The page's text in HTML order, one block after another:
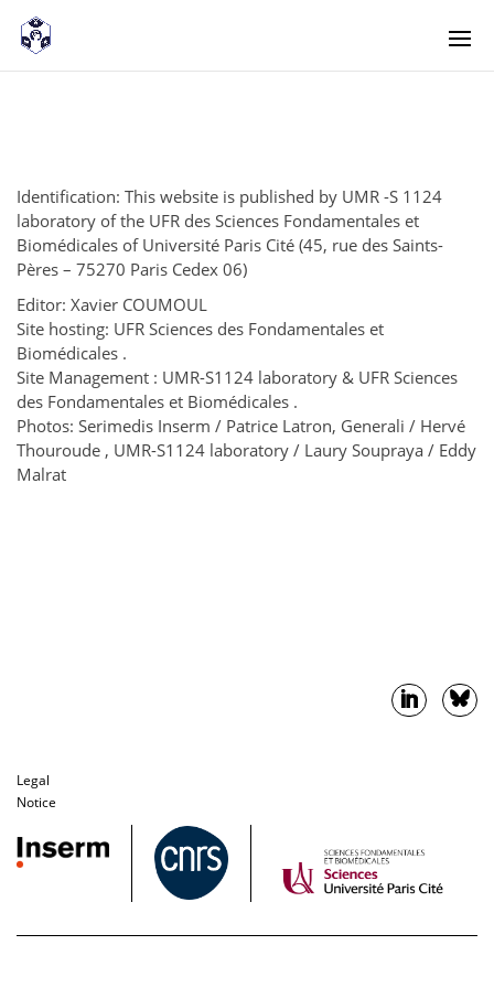
<! -- Pour avoir les accordéons fermés par défaut -->
Identification: This website is published by UMR -S 1124
laboratory of the UFR des Sciences Fondamentales et
Biomédicales of Université Paris Cité (45, rue des Saints-
Pères – 75270 Paris Cedex 06)
Editor: Xavier COUMOUL
Site hosting: UFR Sciences des Fondamentales et
Biomédicales .
Site Management : UMR-S1124 laboratory & UFR Sciences
des Fondamentales et Biomédicales .
Photos: Serimedis Inserm / Patrice Latron, Generali / Hervé
Thouroude , UMR-S1124 laboratory / Laury Soupraya / Eddy
Malrat
Legal
Notice